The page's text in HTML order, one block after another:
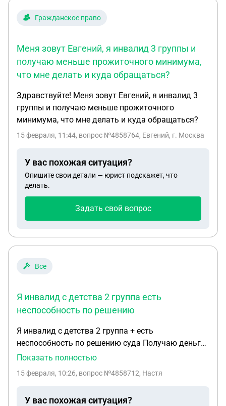
Гражданское право
Меня зовут Евгений, я инвалид 3 группы и
получаю меньше прожиточного минимума,
что мне делать и куда обращаться?
Здравствуйте! Меня зовут Евгений, я инвалид 3
группы и получаю меньше прожиточного
минимума, что мне делать и куда обращаться?
15 февраля, 11:44, вопрос №4858764, Евгений, г. Москва
У вас похожая ситуация?
Опишите свои детали — юрист подскажет, что
делать.
Задать свой вопрос
Все
Я инвалид с детства 2 группа есть
неспособность по решению
Я инвалид с детства 2 группа + есть
неспособность по решению суда Получаю деньги
по инвалидности + получаю деньги по потере
официально мне пенсию продолжать платить?
Показать полностью
15 февраля, 10:26, вопрос №4858712, Настя
У вас похожая ситуация?